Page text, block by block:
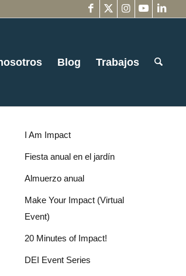
Blog Trabajos
I Am Impact
Fiesta anual en el jardín
Almuerzo anual
Make Your Impact (Virtual
Event)
20 Minutes of Impact!
DEI Event Series